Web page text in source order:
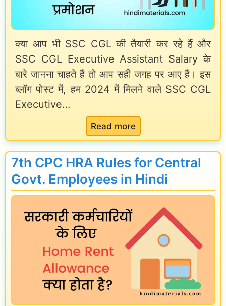
y
l
l
a
b
u
2
4
i
n
H
i
d
i
,
J
o
r
l
t
o
r
S
a
l
r
y
,
J
o
r
i
क्या आप भी SSC CGL की तैयारी कर रहे हैं और
SSC CGL Executive Assistant Salary के
बारे जानना चाहते हैं तो आप सही जगह पर आए हैं। इस
ब्लॉग पोस्ट में, हम 2024 में मिलने वाले SSC CGL
Executive…
Read more:
C
G
L
E
c
v
7th CPC HRA Rules for Central
Govt. Employees in Hindi